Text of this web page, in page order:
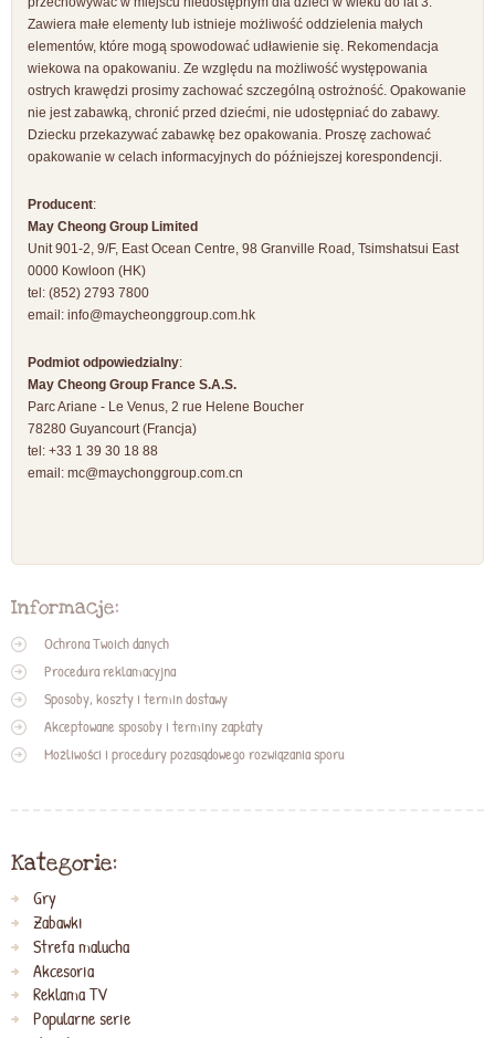
Zawiera małe elementy lub istnieje możliwość oddzielenia małych
elementów, które mogą spowodować udławienie się. Rekomendacja
wiekowa na opakowaniu. Ze względu na możliwość występowania
ostrych krawędzi prosimy zachować szczególną ostrożność. Opakowanie
nie jest zabawką, chronić przed dziećmi, nie udostępniać do zabawy.
Dziecku przekazywać zabawkę bez opakowania. Proszę zachować
opakowanie w celach informacyjnych do późniejszej korespondencji.
Producent:
May Cheong Group Limited
Unit 901-2, 9/F, East Ocean Centre, 98 Granville Road, Tsimshatsui East
0000 Kowloon (HK)
tel: (852) 2793 7800
email: info@maycheonggroup.com.hk
Podmiot odpowiedzialny:
May Cheong Group France S.A.S.
Parc Ariane - Le Venus, 2 rue Helene Boucher
78280 Guyancourt (Francja)
tel: +33 1 39 30 18 88
email: mc@maychonggroup.com.cn
Informacje:
Ochrona Twoich danych
Procedura reklamacyjna
Sposoby, koszty i termin dostawy
Akceptowane sposoby i terminy zapłaty
Możliwości i procedury pozasądowego rozwiązania sporu
Kategorie:
Gry
Zabawki
Strefa malucha
Akcesoria
Reklama TV
Popularne serie